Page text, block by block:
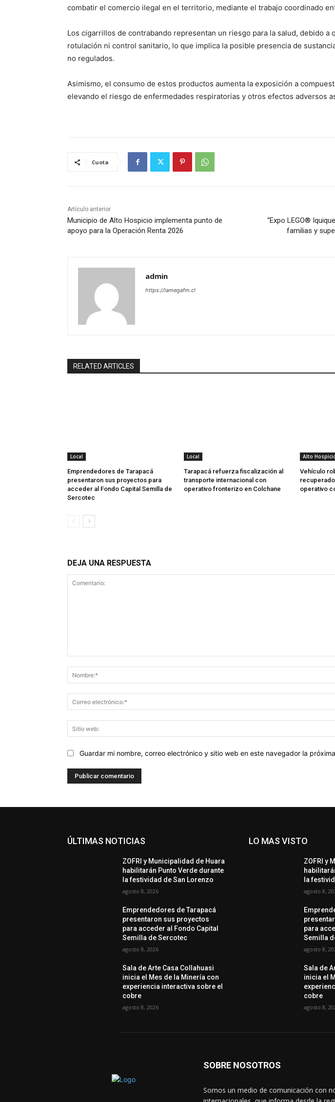
combatir el comercio ilegal en el territorio, mediante el trabajo coordinado
Los cigarrillos de contrabando representan un riesgo para la salud, debido a
rotulación ni control sanitario, lo que implica la posible presencia de
no regulados.
Asimismo, el consumo de estos productos aumenta la exposición a
elevando el riesgo de enfermedades respiratorias y otros efectos adversos
Cuota
Artículo anterior
Municipio de Alto Hospicio implementa punto de
apoyo para la Operación Renta 2026
“Expo LEGO®
familias y
admin
https://lamegafm.cl
RELATED ARTICLES
Local
Emprendedores de Tarapacá
presentaron sus proyectos para
acceder al Fondo Capital Semilla de
Sercotec
Local
Tarapacá refuerza fiscalización al
transporte internacional con
operativo fronterizo en Colchane
Alto
Vehículo
operativo
DEJA UNA RESPUESTA
Guardar mi nombre, correo electrónico y sitio web en este navegador la
ÚLTIMAS NOTICIAS
ZOFRI y Municipalidad de Huara
habilitarán Punto Verde durante
la festividad de San Lorenzo
agosto 8, 2026
Emprendedores de Tarapacá
presentaron sus proyectos
para acceder al Fondo Capital
Semilla de Sercotec
agosto 8, 2026
Sala de Arte Casa Collahuasi
inicia el Mes de la Minería con
experiencia interactiva sobre el
cobre
agosto 8, 2026
LO MAS VISTO
ZOFRI y
la
agosto 8,
para
Semilla
agosto 8,
Sala de
inicia el
cobre
agosto 8,
SOBRE NOSOTROS
Somos un medio de comunicación con